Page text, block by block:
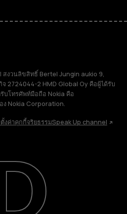
งวนลิขสิทธิ์ Bertel Jungin aukio 9,
2724044-2 HMD Global Oy คือผู้ได้รับ
บโทรศัพท์มือถือ Nokia คือ
ง Nokia Corporation.
งค่าคุกกี้จริยธรรมSpeak Up channel